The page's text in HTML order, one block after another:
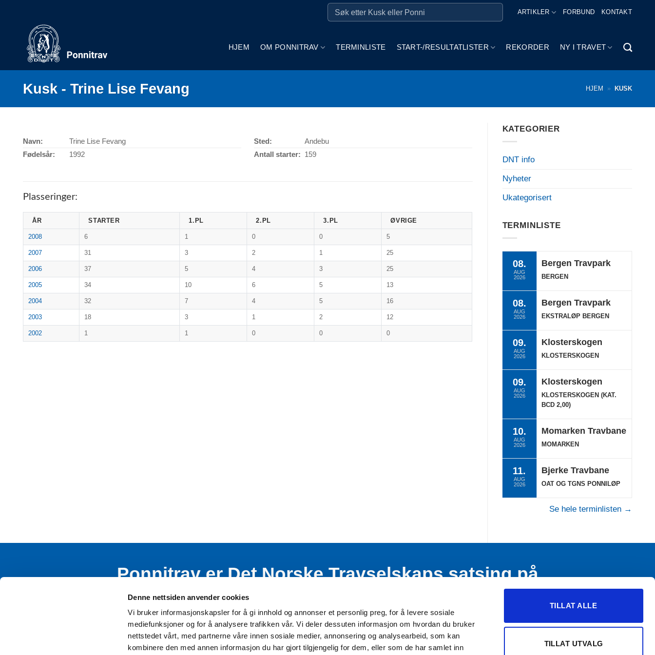
Denne nettsiden anvender cookies
Vi bruker informasjonskapsler for å gi innhold og annonser et personlig preg, for å levere sosiale
mediefunksjoner og for å analysere trafikken vår. Vi deler dessuten informasjon om hvordan du bruker
nettstedet vårt, med partnerne våre innen sosiale medier, annonsering og analysearbeid, som kan
kombinere den med annen informasjon du har gjort tilgjengelig for dem, eller som de har samlet inn
TILLAT ALLE
TILLAT UTVALG
ARTIKLER FORBUND KONTAKT
HJEM OM PONNITRAV TERMINLISTE START-/RESULTATLISTER REKORDER NY I TRAVET
Kusk - Trine Lise Fevang HJEM » KUSK
Navn:
Trine Lise Fevang
Fødelsår:
1992
Sted:
Andebu
Antall starter: 159
Plasseringer:
ÅR STARTER 1.PL 2.PL 3.PL ØVRIGE
2008 6 1 0 0 5
2007 31 3 2 1 25
2006 37 5 4 3 25
2005 34 10 6 5 13
2004 32 7 4 5 16
2003 18 3 1 2 12
2002 1 1 0 0 0
KATEGORIER
DNT info
Nyheter
Ukategorisert
TERMINLISTE
08.
AUG
2026
Bergen Travpark
BERGEN
08.
AUG
2026
Bergen Travpark
EKSTRALØP BERGEN
09.
AUG
2026
Klosterskogen
KLOSTERSKOGEN
09.
AUG
2026
Klosterskogen
KLOSTERSKOGEN (KAT.
BCD 2,00)
10.
AUG
2026
Momarken Travbane
MOMARKEN
11.
AUG
2026
Bjerke Travbane
OAT OG TGNS PONNILØP
Se hele terminlisten →
Ponnitrav er Det Norske Travselskaps satsing på
rekrutterende virksomhet blant barn og ungdom